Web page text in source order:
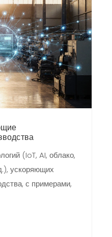
(IoT, AI, облако,
ускоряющих
с примерами,